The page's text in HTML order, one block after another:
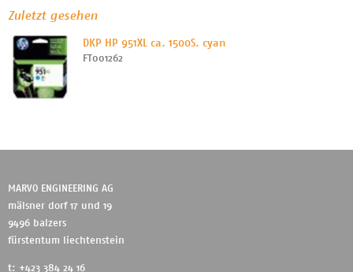
Zuletzt gesehen
DKP HP 951XL ca. 1500S. cyan
FT001262
MARVO ENGINEERING AG
mälsner dorf 17 und 19
9496 balzers
fürstentum liechtenstein
t: +423 384 24 16